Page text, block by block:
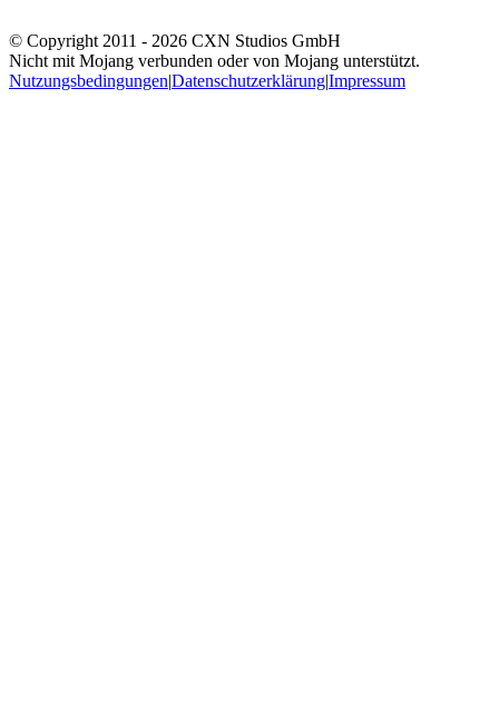
© Copyright 2011 - 2026 CXN Studios GmbH
Nicht mit Mojang verbunden oder von Mojang unterstützt.
Nutzungsbedingungen|Datenschutzerklärung|Impressum